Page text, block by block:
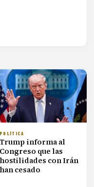
POLÍTICA
Trump informa al
Congreso que las
hostilidades con Irán
han cesado